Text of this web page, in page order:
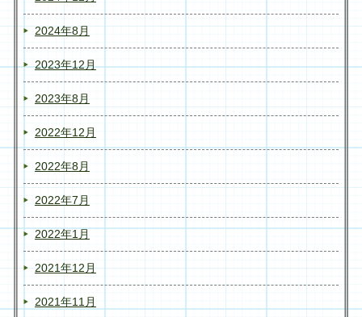
2024年8月
2023年12月
2023年8月
2022年12月
2022年8月
2022年7月
2022年1月
2021年12月
2021年11月